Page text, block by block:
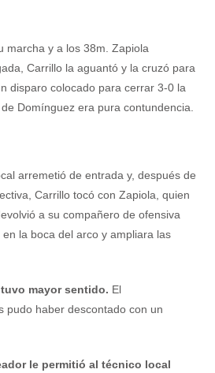
marcha y a los 38m. Zapiola
Carrillo la aguantó y la cruzó para
disparo colocado para cerrar 3-0 la
Domínguez era pura contundencia.
arremetió de entrada y, después de
Carrillo tocó con Zapiola, quien
a su compañero de ofensiva
la boca del arco y ampliara las
mayor sentido. El
pudo haber descontado con un
le permitió al técnico local